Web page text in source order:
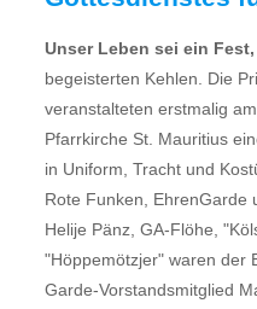
Unser Leben sei ein Fest,
begeisterten Kehlen. Die
veranstalteten erstmalig
Pfarrkirche St. Mauritius
in Uniform, Tracht und
Rote Funken, EhrenGarde
Helije Pänz, GA-Flöhe,
"Höppemötzjer" waren der
Garde-Vorstandsmitglied